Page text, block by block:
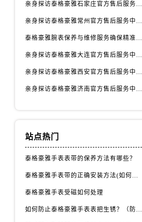
亲身探访泰格豪雅石家庄官方售后服务中心｜全新官方服务电话与地址（2026年7月最新）
亲身探访泰格豪雅常州官方售后服务中心｜热线电话与网点地址（2026年7月最新）
泰格豪雅腕表保养与维修服务确保精准运行权威公示（2026年7月最新）
亲身探访泰格豪雅大连官方售后服务中心｜全新地址及服务热线（2026年7月最新）
亲身探访泰格豪雅西安官方售后服务中心｜全新地址和售后电话（2026年7月最新）
亲身探访泰格豪雅济南官方售后服务中心｜网点地址及官方服务电话（2026年7月最新）
站点热门
泰格豪雅手表表带的保养方法有哪些？
泰格豪雅手表带的正确安装方法(如何避免手表带掉落)
泰格豪雅手表受磁如何处理
如何防止泰格豪雅手表表把生锈？（防锈秘籍大公开）